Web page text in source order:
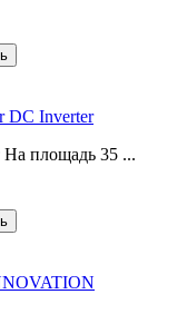
DC Inverter
площадь 35 ...